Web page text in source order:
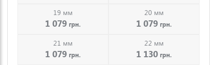
19 мм
1 079 грн.
20 мм
1 079 грн.
21 мм
1 079 грн.
22 мм
1 130 грн.